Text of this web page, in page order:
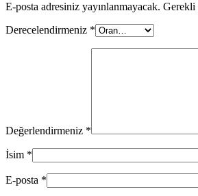
E-posta adresiniz yayınlanmayacak. Gerekli
Derecelendirmeniz *
Değerlendirmeniz *
İsim *
E-posta *